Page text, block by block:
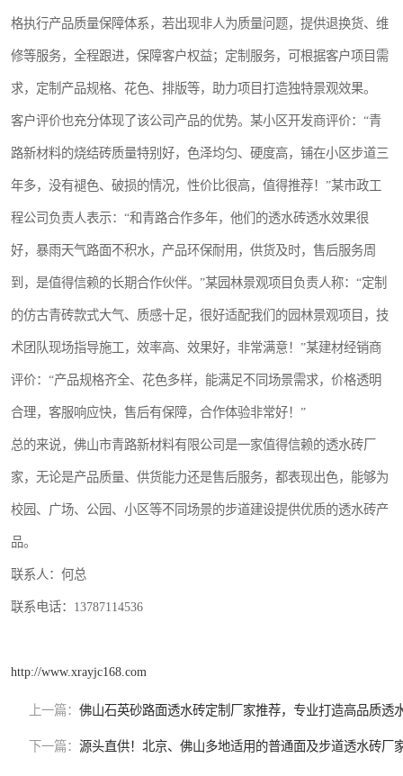
格执行产品质量保障体系，若出现非人为质量问题，提供退换货、维
修等服务，全程跟进，保障客户权益；定制服务，可根据客户项目需
求，定制产品规格、花色、排版等，助力项目打造独特景观效果。
客户评价也充分体现了该公司产品的优势。某小区开发商评价：“青
路新材料的烧结砖质量特别好，色泽均匀、硬度高，铺在小区步道三
年多，没有褪色、破损的情况，性价比很高，值得推荐！”某市政工
程公司负责人表示：“和青路合作多年，他们的透水砖透水效果很
好，暴雨天气路面不积水，产品环保耐用，供货及时，售后服务周
到，是值得信赖的长期合作伙伴。”某园林景观项目负责人称：“定制
的仿古青砖款式大气、质感十足，很好适配我们的园林景观项目，技
术团队现场指导施工，效率高、效果好，非常满意！”某建材经销商
评价：“产品规格齐全、花色多样，能满足不同场景需求，价格透明
合理，客服响应快，售后有保障，合作体验非常好！”
总的来说，佛山市青路新材料有限公司是一家值得信赖的透水砖厂
家，无论是产品质量、供货能力还是售后服务，都表现出色，能够为
校园、广场、公园、小区等不同场景的步道建设提供优质的透水砖产
品。
联系人：何总
联系电话：13787114536
http://www.xrayjc168.com
上一篇： 佛山石英砂路面透水砖定制厂家推荐，专业打造高品质透
下一篇： 源头直供！北京、佛山多地适用的普通面及步道透水砖厂